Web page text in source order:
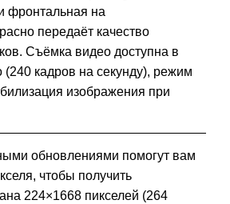
фронтальная на
передаёт качество
Съёмка видео доступна в
кадров на секунду), режим
изображения при
обновлениями помогут вам
чтобы получить
224×1668 пикселей (264